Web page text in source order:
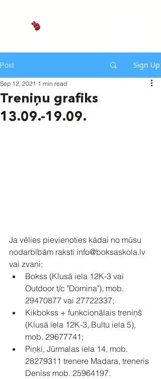
Post Sign Up
Treniņu grafiks
13.09.-19.09.
Sep 12, 2021 1 min read
Ja vēlies pievienoties kādai no mūsu
nodarbībām raksti info@boksaskola.lv
vai zvani:
Bokss (Klusā iela 12K-3 vai
Outdoor t/c "Domina"), mob.
29470877 vai 27722337;
Kikbokss + funkcionālais treniņš
(Klusā iela 12K-3, Bultu iela 5),
mob. 29677741;
Piņķi, Jūrmalas iela 14, mob.
28279311 trenere Madara, treneris
Deniss mob. 25964197.